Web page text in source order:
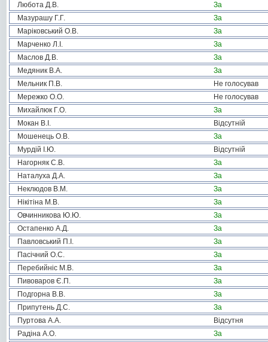
Любота Д.В.
За
Мазурашу Г.Г.
За
Маріковський О.В.
За
Марченко Л.І.
За
Маслов Д.В.
За
Медяник В.А.
За
Мельник П.В.
Не голосував
Мережко О.О.
Не голосував
Михайлюк Г.О.
За
Мокан В.І.
Відсутній
Мошенець О.В.
За
Мурдій І.Ю.
Відсутній
Нагорняк С.В.
За
Наталуха Д.А.
За
Неклюдов В.М.
За
Нікітіна М.В.
За
Овчинникова Ю.Ю.
За
Остапенко А.Д.
За
Павловський П.І.
За
Пасічний О.С.
За
Перебийніс М.В.
За
Пивоваров Є.П.
За
Подгорна В.В.
За
Припутень Д.С.
За
Пуртова А.А.
Відсутня
Радіна А.О.
За